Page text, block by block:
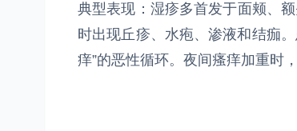
典型表现：湿疹多首发于面颊、
时出现丘疹、水疱、渗液和结痂
痒”的恶性循环。夜间瘙痒加重时